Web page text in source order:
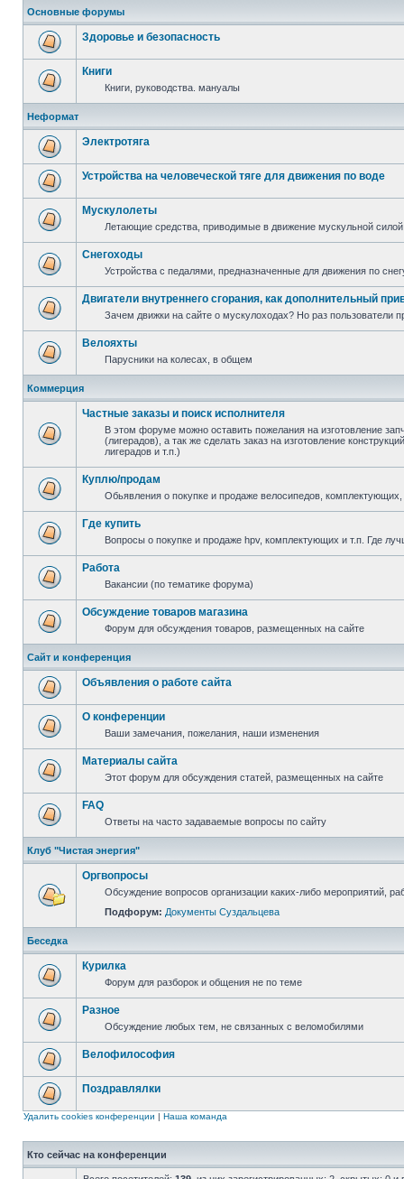
Основные форумы
Здоровье и безопасность
Книги
Книги, руководства. мануалы
Неформат
Электротяга
Устройства на человеческой тяге для движения по воде
Мускулолеты
Летающие средства, приводимые в движение мускульной силой
Снегоходы
Устройства с педалями, предназначенные для движения по
Двигатели внутреннего сгорания, как дополнительный
Зачем движки на сайте о мускулоходах? Но раз пользователи
Велояхты
Парусники на колесах, в общем
Коммерция
Частные заказы и поиск исполнителя
В этом форуме можно оставить пожелания на изготовление
(лигерадов), а так же сделать заказ на изготовление
лигерадов и т.п.)
Куплю/продам
Обьявления о покупке и продаже велосипедов,
Где купить
Вопросы о покупке и продаже hpv, комплектующих и т.п. Где
Работа
Вакансии (по тематике форума)
Обсуждение товаров магазина
Форум для обсуждения товаров, размещенных на сайте
Сайт и конференция
Объявления о работе сайта
О конференции
Ваши замечания, пожелания, наши изменения
Материалы сайта
Этот форум для обсуждения статей, размещенных на сайте
FAQ
Ответы на часто задаваемые вопросы по сайту
Клуб "Чистая энергия"
Оргвопросы
Обсуждение вопросов организации каких-либо мероприятий,
Подфорум: Документы Суздальцева
Беседка
Курилка
Форум для разборок и общения не по теме
Разное
Обсуждение любых тем, не связанных с веломобилями
Велофилософия
Поздравлялки
Удалить cookies конференции | Наша команда
Кто сейчас на конференции